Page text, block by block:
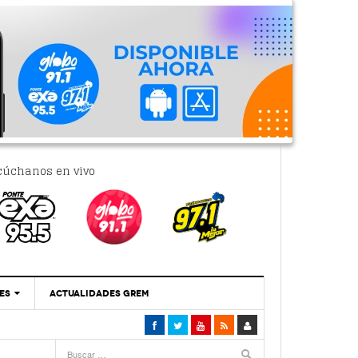
en vivo
‘Se Vale Soñar Con Una Contraloría Ciudadana’
ACTUALIDADES GREM